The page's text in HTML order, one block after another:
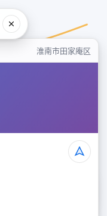
淮南市田家庵区